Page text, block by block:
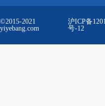
©2015-2021
yiyebang.com
沪ICP备
号-12